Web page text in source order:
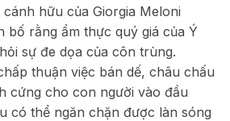
hữu của Giorgia Meloni
bố rằng ẩm thực quý giá của Ý
sự đe dọa của côn trùng.
thuận việc bán dế, châu chấu
cứng cho con người vào đầu
có thể ngăn chặn được làn sóng